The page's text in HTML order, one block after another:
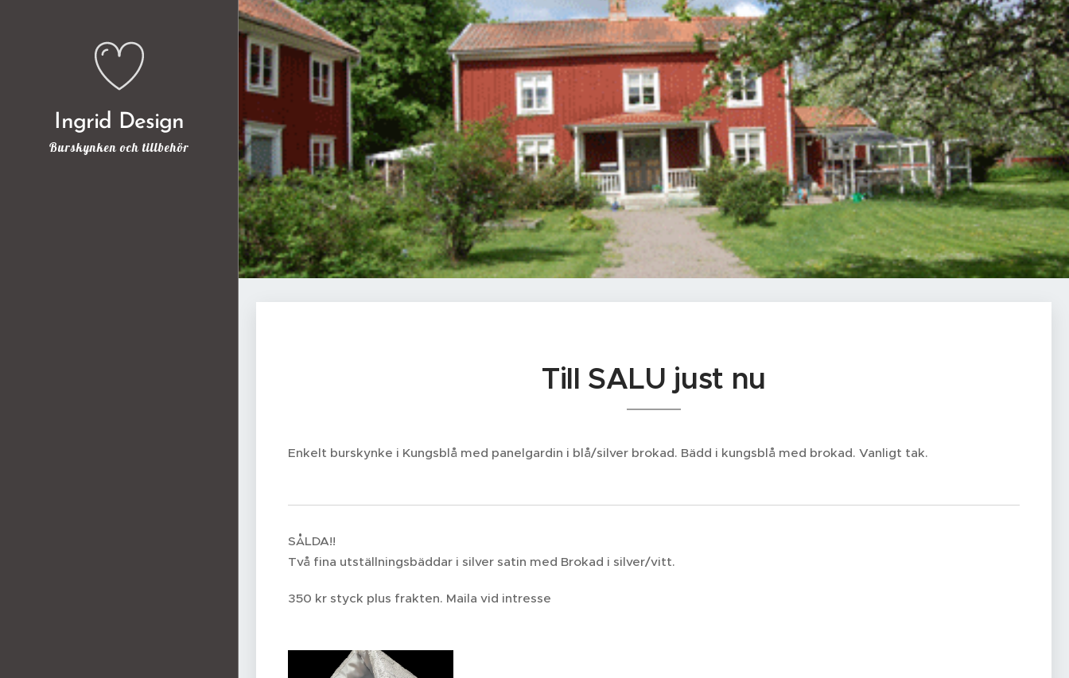
Ingrid Design
Burskynken och tillbehör
Till SALU just nu
Enkelt burskynke i Kungsblå med panelgardin i blå/silver brokad. Bädd i kungsblå med brokad. Vanligt tak.
SÅLDA!!
Två fina utställningsbäddar i silver satin med Brokad i silver/vitt.
350 kr styck plus frakten. Maila vid intresse